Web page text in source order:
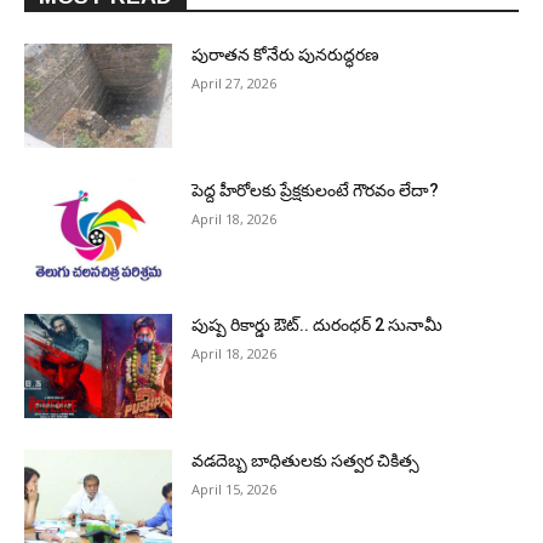
పురాత‌న కోనేరు పున‌రుద్ధ‌ర‌ణ
April 27, 2026
పెద్ద హీరోల‌కు ప్రేక్ష‌కులంటే గౌర‌వం లేదా?
April 18, 2026
పుష్ప రికార్డు ఔట్‌.. దురంధ‌ర్ 2 సునామీ
April 18, 2026
వడదెబ్బ బాధితులకు సత్వర చికిత్స
April 15, 2026